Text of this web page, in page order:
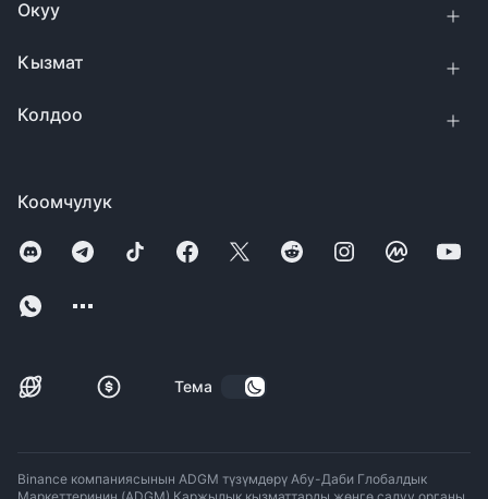
Коомчулук
Тема
Окуу
Кызмат
Колдоо
Binance компаниясынын ADGM түзүмдөрү Абу-Даби Глобалдык